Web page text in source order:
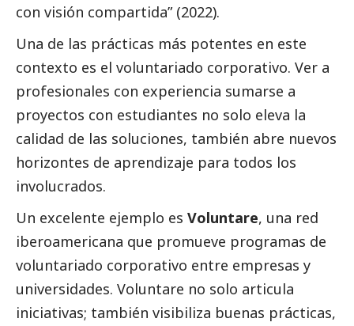
con visión compartida” (2022).
Una de las prácticas más potentes en este
contexto es el voluntariado corporativo. Ver a
profesionales con experiencia sumarse a
proyectos con estudiantes no solo eleva la
calidad de las soluciones, también abre nuevos
horizontes de aprendizaje para todos los
involucrados.
Un excelente ejemplo es Voluntare, una red
iberoamericana que promueve programas de
voluntariado corporativo entre empresas y
universidades. Voluntare no solo articula
iniciativas; también visibiliza buenas prácticas,